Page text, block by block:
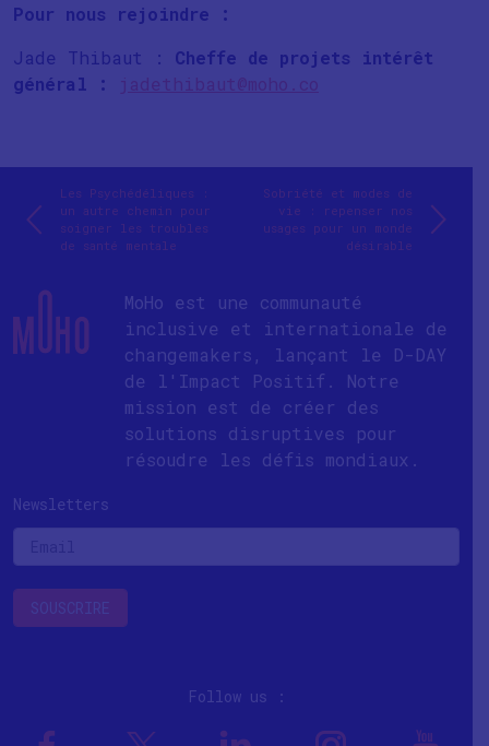
Pour nous rejoindre :
Jade Thibaut : Cheffe de projets intérêt
général :
jadethibaut@moho.co
Les Psychédéliques :
un autre chemin pour
soigner les troubles
de santé mentale
Sobriété et modes de
vie : repenser nos
usages pour un monde
désirable
MoHo est une communauté
inclusive et internationale de
changemakers, lançant le D-DAY
de l'Impact Positif. Notre
mission est de créer des
solutions disruptives pour
résoudre les défis mondiaux.
Newsletters
Follow us :